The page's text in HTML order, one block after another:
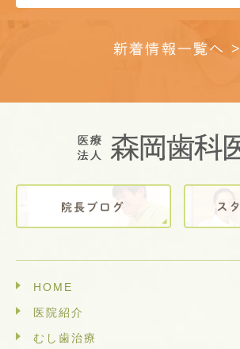
新着情報一覧へ >
HOME
医院紹介
むし歯治療